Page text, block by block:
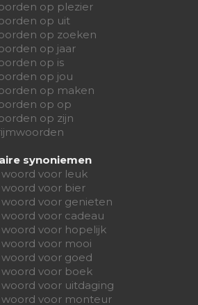
op plezier
op uit
op zoeken
op jaar
op is
op jou
op maken
op op
op zijn
synoniemen
voor leuk
voor bier
voor genieten
voor cadeau
voor hopelijk
voor mooi
voor goed
voor boek
voor uitdaging
voor monteur